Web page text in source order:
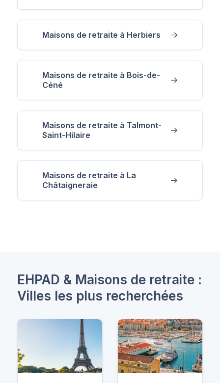
Maisons de retraite à Herbiers
Maisons de retraite à Bois-de-
Céné
Maisons de retraite à Talmont-
Saint-Hilaire
Maisons de retraite à La
Châtaigneraie
EHPAD & Maisons de retraite :
Villes les plus recherchées